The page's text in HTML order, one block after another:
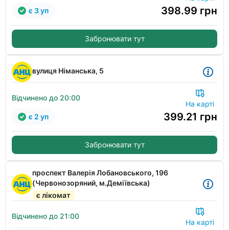
398.99 грн
є 3 уп
Забронювати тут
вулиця Німанська, 5
Відчинено до 20:00
На карті
399.21 грн
є 2 уп
Забронювати тут
проспект Валерія Лобановського, 196
(Червонозоряний, м.Деміївська)
є лікомат
Відчинено до 21:00
На карті